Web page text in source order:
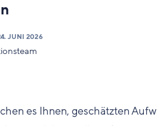
JUNI 2026
es Ihnen, geschätzten